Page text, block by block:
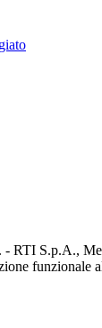
S.p.A.,
funzionale